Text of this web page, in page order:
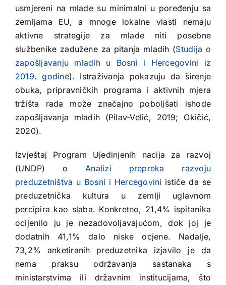
usmjereni na mlade su minimalni u poređenju sa
zemljama EU, a mnoge lokalne vlasti nemaju
aktivne strategije za mlade niti posebne
službenike zadužene za pitanja mladih (Studija o
zapošljavanju mladih u Bosni i Hercegovini iz
2019. godine). Istraživanja pokazuju da širenje
obuka, pripravničkih programa i aktivnih mjera
tržišta rada može značajno poboljšati ishode
zapošljavanja mladih (Pilav-Velić, 2019; Okičić,
2020).
Izvještaj Program Ujedinjenih nacija za razvoj
(UNDP) oAnalizi prepreka razvoju
preduzetništva u Bosni i Hercegovini ističe da se
preduzetnička kultura u zemlji uglavnom
percipira kao slaba. Konkretno, 21,4% ispitanika
ocijenilo ju je nezadovoljavajućom, dok joj je
dodatnih 41,1% dalo niske ocjene. Nadalje,
73,2% anketiranih preduzetnika izjavilo je da
nema praksu održavanja sastanaka s
ministarstvima ili državnim institucijama, što